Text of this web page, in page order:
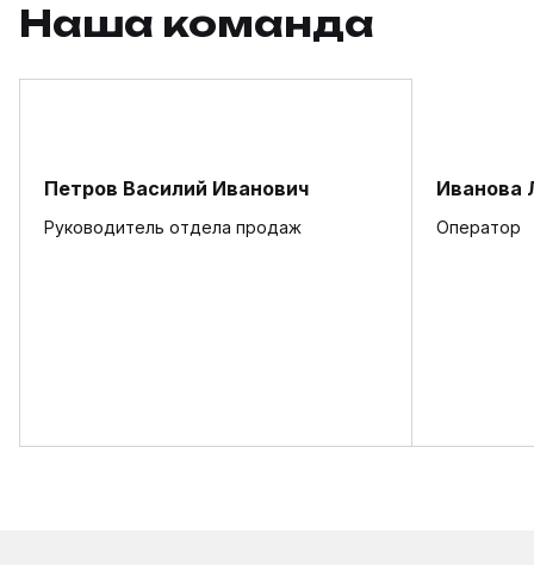
Наша команда
Петров Василий Иванович
Руководитель отдела продаж
Иванова
Оператор